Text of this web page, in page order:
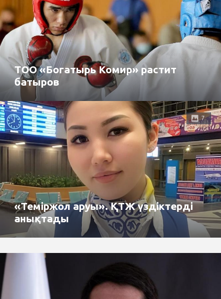
ТОО «Богатырь Комир» растит
батыров
7
«Теміржол аруы». ҚТЖ үздіктерді
анықтады